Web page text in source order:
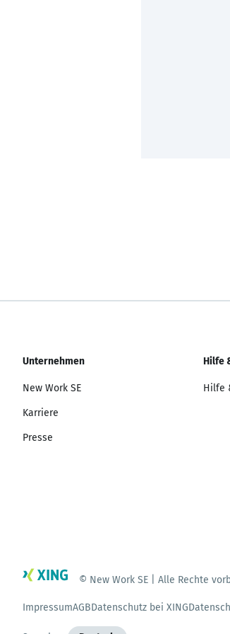
Unternehmen
New Work SE
Karriere
Presse
Hilfe
Hilfe
© New Work SE | Alle Rechte
ImpressumAGBDatenschutz bei XING